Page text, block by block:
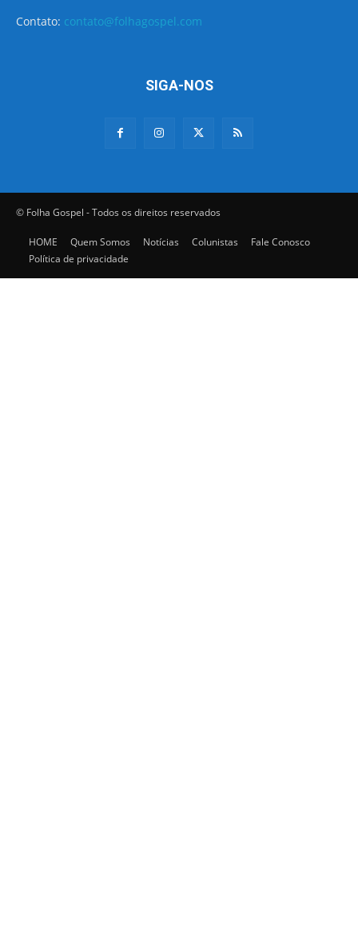
Contato: contato@folhagospel.com
SIGA-NOS
© Folha Gospel - Todos os direitos reservados
HOME Quem Somos Notícias Colunistas
Fale Conosco
Política de privacidade